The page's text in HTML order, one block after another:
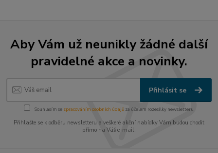
Aby Vám už neunikly žádné další
pravidelné akce a novinky.
Přihlásit se
Souhlasím se zpracováním osobních údajůza účelem rozesílky newsletteru.
Přihlašte se k odběru newsletteru a veškeré akční nabídky Vám budou chodit
přímo na Váš e-mail.